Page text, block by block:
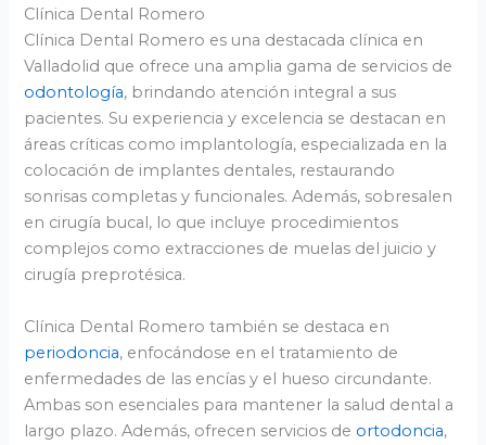
Clínica Dental Romero
Clínica Dental Romero es una destacada clínica en
Valladolid que ofrece una amplia gama de servicios de
odontología, brindando atención integral a sus
pacientes. Su experiencia y excelencia se destacan en
áreas críticas como implantología, especializada en la
colocación de implantes dentales, restaurando
sonrisas completas y funcionales. Además, sobresalen
en cirugía bucal, lo que incluye procedimientos
complejos como extracciones de muelas del juicio y
cirugía preprotésica.
Clínica Dental Romero también se destaca en
periodoncia, enfocándose en el tratamiento de
enfermedades de las encías y el hueso circundante.
Ambas son esenciales para mantener la salud dental a
largo plazo. Además, ofrecen servicios de ortodoncia,